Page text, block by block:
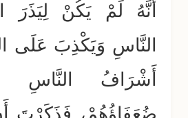
أَنَّهُ لَمْ يَكُنْ لِيَذَرَ
النَّاسِ وَيَكْذِبَ عَلَى
أَشْرَافُ النَّاسِ